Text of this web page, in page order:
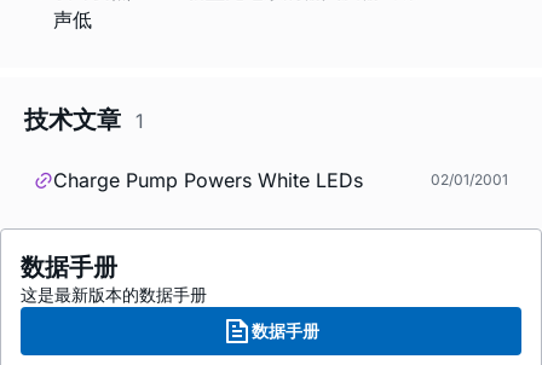
声低
技术文章 1
Charge Pump Powers White LEDs 02/01/2001
数据手册
这是最新版本的数据手册
数据手册